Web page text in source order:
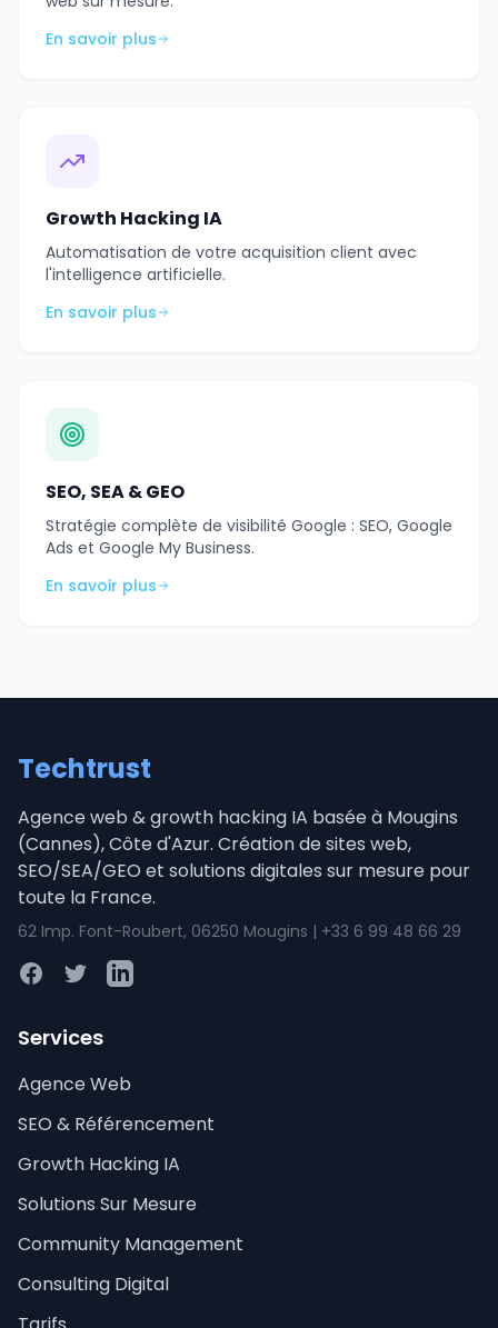
En savoir plus
Growth Hacking IA
Automatisation de votre acquisition client avec
l'intelligence artificielle.
En savoir plus
SEO, SEA & GEO
Stratégie complète de visibilité Google : SEO, Google
Ads et Google My Business.
En savoir plus
Techtrust
Agence web & growth hacking IA basée à Mougins
(Cannes), Côte d'Azur. Création de sites web,
SEO/SEA/GEO et solutions digitales sur mesure pour
toute la France.
62 Imp. Font-Roubert, 06250 Mougins | +33 6 99 48 66 29
FacebookTwitterLinkedIn
Services
Agence Web
SEO & Référencement
Growth Hacking IA
Solutions Sur Mesure
Community Management
Consulting Digital